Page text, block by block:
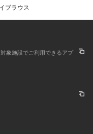
ブラウス
象施設でご利用できるアプ